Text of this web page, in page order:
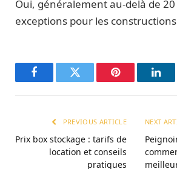
Oui, généralement au-delà de
exceptions pour les
FacebookTwitter Pinterest
PREVIOUS ARTICLE
Prix box stockage : tarifs de
location et conseils
pratiques
NEXT